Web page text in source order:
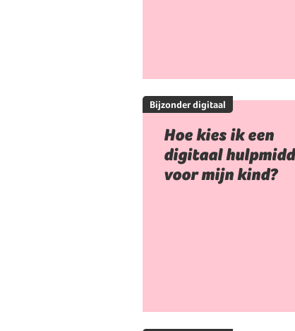
Bijzonder digitaal
Hoe kies ik een
digitaal
voor mijn kind?